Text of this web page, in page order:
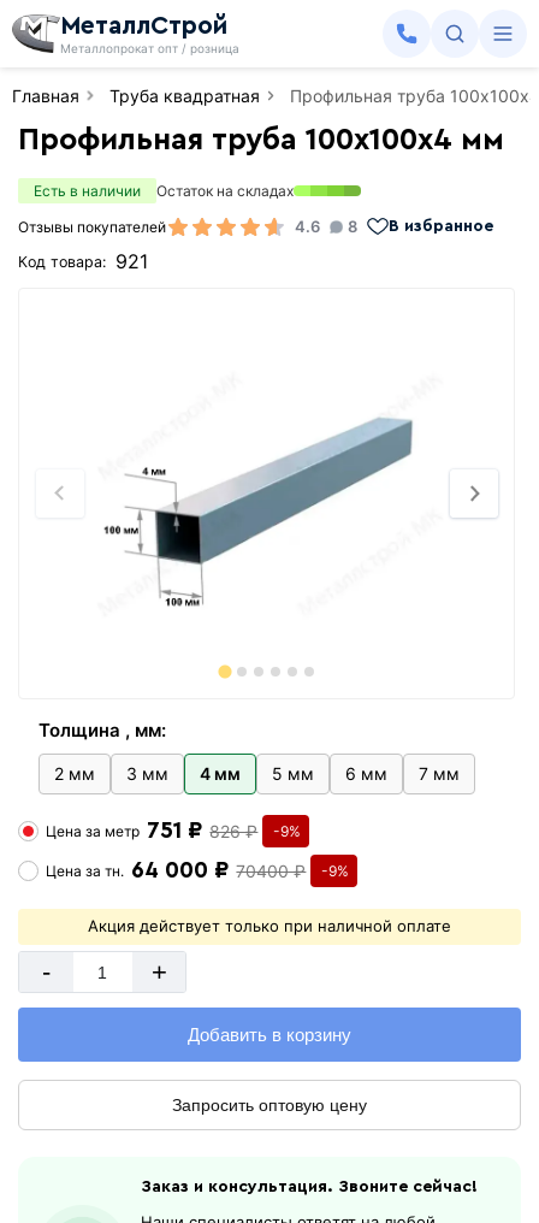
МеталлСтрой
Металлопрокат опт / розница
Главная Труба квадратная Профильная труба
Профильная труба 100х100х4 мм
Есть в наличии
Остаток на складах
Отзывы покупателей
4.6 8 В избранное
Код товара: 921
Толщина , мм:
2 мм 3 мм 4 мм 5 мм 6 мм 7 мм
Цена за метр 751 ₽ 826 ₽ -9%
Цена затн. 64 000 ₽ 70400 ₽ -9%
Акция действует только при наличной оплате
- +
Добавить в корзину
Запросить оптовую цену
Заказ и консультация. Звоните сейчас!